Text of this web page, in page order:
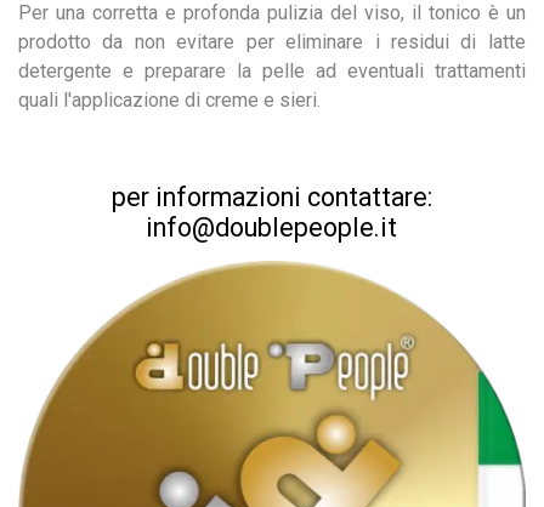
Per una corretta e profonda pulizia del viso, il tonico è un
prodotto da non evitare per eliminare i residui di latte
detergente e preparare la pelle ad eventuali trattamenti
quali l'applicazione di creme e sieri.
per informazioni contattare:
info@doublepeople.it